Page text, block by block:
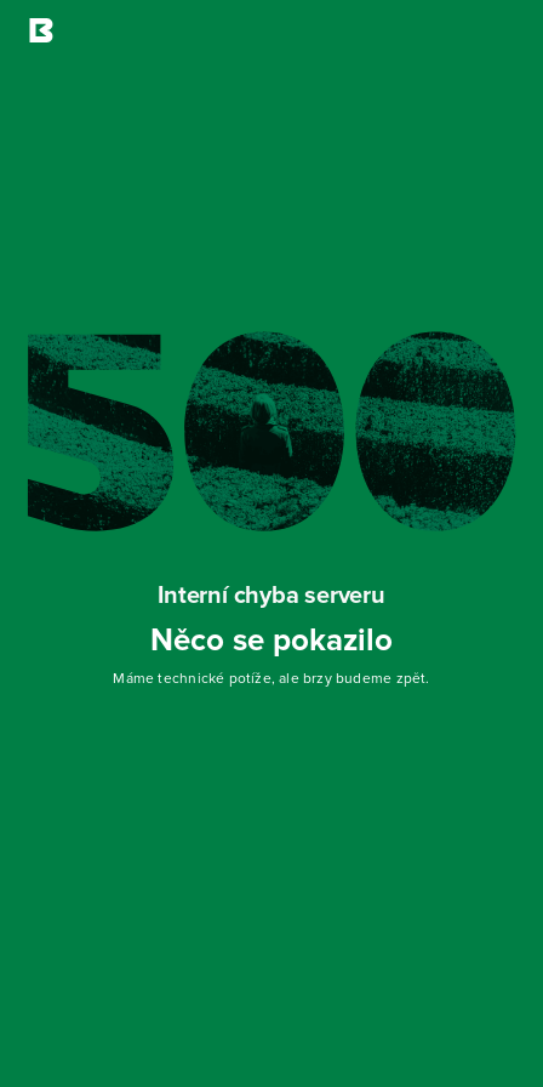
Interní chyba serveru
Něco se pokazilo
Máme technické potíže, ale brzy budeme zpět.